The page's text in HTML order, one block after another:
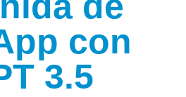
con
3.5